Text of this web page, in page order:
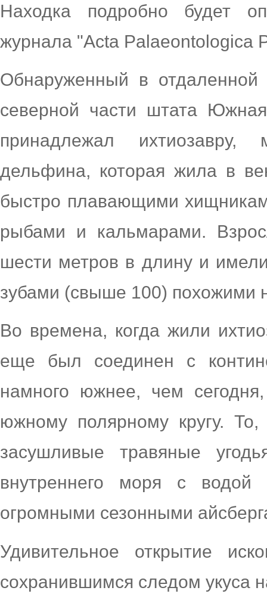
Находка подробно будет
журнала "Acta Palaeontologica
Обнаруженный в
северной части штата
принадлежал ихтиозавру,
дельфина, которая жила в
быстро плавающими
рыбами и кальмарами.
шести метров в длину и
зубами (свыше 100) похожими
Во времена, когда жили
еще был соединен с
намного южнее, чем
южному полярному кругу. То,
засушливые травяные
внутреннего моря с
огромными сезонными
Удивительное открытие
сохранившимся следом укуса